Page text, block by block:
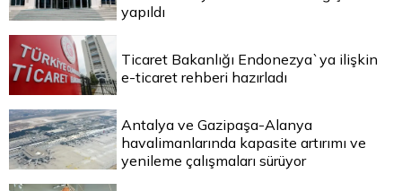
yapıldı
Ticaret Bakanlığı Endonezya`ya ilişkin
e-ticaret rehberi hazırladı
Antalya ve Gazipaşa-Alanya
havalimanlarında kapasite artırımı ve
yenileme çalışmaları sürüyor